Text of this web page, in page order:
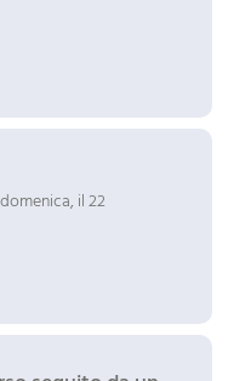
il 22